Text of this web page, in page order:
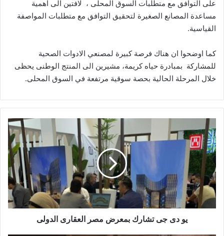
على التوافق مع متطلبات السوق المحلى ، لافتين الى اهمية
مساعدة المصانع الصغيرة لتحقيق التوافق مع متطلبات المواصفة
القياسية.
كما اوضحوا ان هناك فرصة كبيرة لمصنعي الادوات الصحية
للمشاركة بمبادرة حياه كريمة، مشيرين الى المنتج الوطنى يحظى
خلال المرحلة الحالية بحصة سوقية مرتفعة في السوق المحلى.
دى
جى
تشارك
بمعرض
مصر
العقارى
الدولى
يو دى جى تشارك بمعرض مصر العقارى الدولى